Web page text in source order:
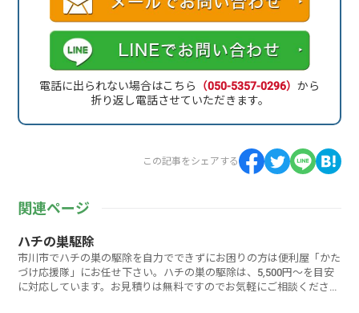
電話に出られない場合はこちら （050-5357-0296） から
折り返し電話させていただきます。
この記事をシェアする
関連ページ
ハチの巣駆除
市川市でハチの巣の駆除を自力でできずにお困りの方は便利屋「かた
づけ応援隊」にお任せ下さい。ハチの巣の駆除は、5,500円～を目安
に対応しています。お見積りは無料ですのでお気軽にご相談くださ